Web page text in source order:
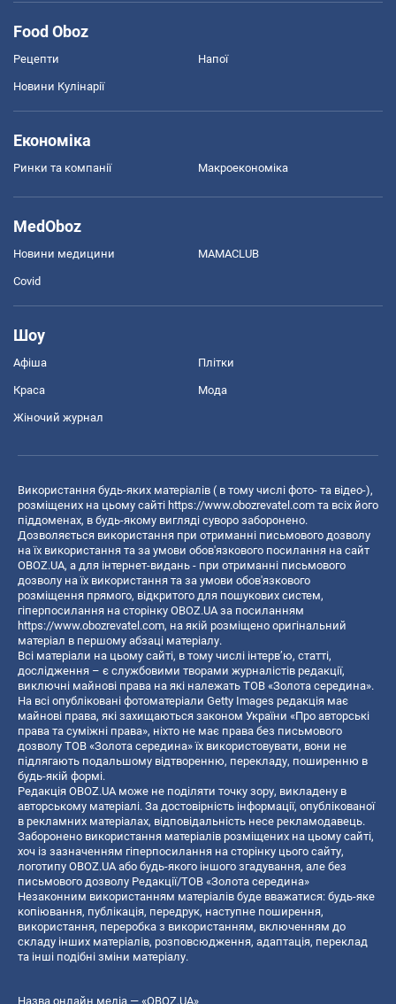
Food Oboz
Рецепти Напої
Новини Кулінарії
Економіка
Ринки та компанії Макроекономіка
MedOboz
Новини медицини MAMACLUB
Covid
Шоу
Афіша Плітки
Краса Мода
Жіночий журнал
Використання будь-яких матеріалів ( в тому числі фото- та відео-),
розміщених на цьому сайті https://www.obozrevatel.com та всіх його
піддоменах, в будь-якому вигляді суворо заборонено.
Дозволяється використання при отриманні письмового дозволу
на їх використання та за умови обов'язкового посилання на сайт
OBOZ.UA, а для інтернет-видань - при отриманні письмового
дозволу на їх використання та за умови обов'язкового
розміщення прямого, відкритого для пошукових систем,
гіперпосилання на сторінку OBOZ.UA за посиланням
https://www.obozrevatel.com, на якій розміщено оригінальний
матеріал в першому абзаці матеріалу.
Всі матеріали на цьому сайті, в тому числі інтерв’ю, статті,
дослідження – є службовими творами журналістів редакції,
виключні майнові права на які належать ТОВ «Золота середина».
На всі опубліковані фотоматеріали Getty Images редакція має
майнові права, які захищаються законом України «Про авторські
права та суміжні права», ніхто не має права без письмового
дозволу ТОВ «Золота середина» їх використовувати, вони не
підлягають подальшому відтворенню, перекладу, поширенню в
будь-якій формі.
Редакція OBOZ.UA може не поділяти точку зору, викладену в
авторському матеріалі. За достовірність інформації, опублікованої
в рекламних матеріалах, відповідальність несе рекламодавець.
Заборонено використання матеріалів розміщених на цьому сайті,
хоч із зазначенням гіперпосилання на сторінку цього сайту,
логотипу OBOZ.UA або будь-якого іншого згадування, але без
письмового дозволу Редакції/ТОВ «Золота середина»
Незаконним використанням матеріалів буде вважатися: будь-яке
копiювання, публiкацiя, передрук, наступне поширення,
використання, переробка з використанням, включенням до
складу інших матеріалів, розповсюдження, адаптація, переклад
та інші подібні зміни матеріалу.
Назва онлайн медіа — «OBOZ.UA»